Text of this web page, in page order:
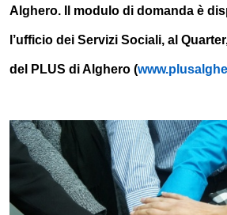
Alghero. Il modulo di domanda è
l’ufficio dei Servizi Sociali, al
del PLUS di Alghero (